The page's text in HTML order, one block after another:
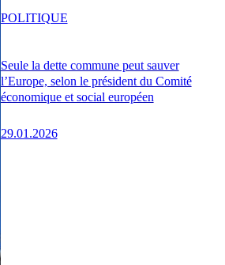
Seule la dette commune peut sauver
l’Europe, selon le président du Comité
économique et social européen
29.01.2026
POLITIQUE